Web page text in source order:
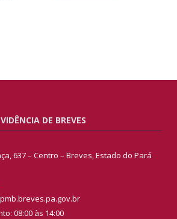
DE BREVES
637 – Centro – Breves, Estado do Pará
08:00 às 14:00